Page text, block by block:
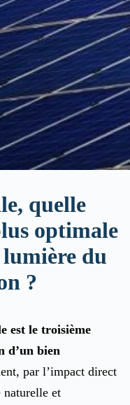
quelle
optimale
du
?
est le troisième
d’un bien
par l’impact direct
naturelle et